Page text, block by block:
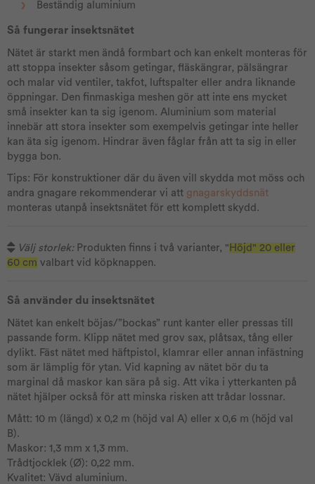
Beständig aluminium
Så fungerar insektsnätet
Nätet är starkt men ändå formbart och kan enkelt monteras för
att stoppa insekter såsom getingar, fläskängrar, pälsängrar
och malar vid ventiler, takfot, luftspalter eller andra liknande
öppningar. Den finmaskiga meshen gör att inte ens mycket
små insekter kan ta sig igenom. Aluminium som material
innebär att stora insekter som exempelvis getingar inte heller
kan äta sig igenom. Hindrar även fåglar från att ta sig in eller
bygga bon.
Tips: För konstruktioner där du även vill skydda mot möss och
andra gnagare rekommenderar vi att gnagarskyddsnät
monteras utanpå insektsnätet för ett komplett skydd.
Välj storlek:Produkten finns i två varianter, " Höjd" 20 eller
60 cm valbart vid köpknappen.
Så använder du insektsnätet
Nätet kan enkelt böjas/”bockas” runt kanter eller pressas till
passande form. Klipp nätet med grov sax, plåtsax, tång eller
dylikt. Fäst nätet med häftpistol, klamrar eller annan infästning
som är lämplig för ytan. Vid kapning av nätet bör du ta
marginal då maskor kan sära på sig. Att vika i ytterkanten på
nätet hjälper också för att minska risken att trådar lossnar.
Mått: 10 m (längd) x 0,2 m (höjd val A) eller x 0,6 m (höjd val
B).
Maskor: 1,3 mm x 1,3 mm.
Trådtjocklek (Ø): 0,22 mm.
Kvalitet: Vävd aluminium.